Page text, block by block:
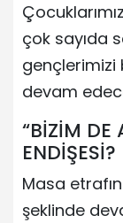
çok sayıda
gençlerimizi
devam
“BİZİM DE
ENDİŞESİ?
Masa
şeklinde